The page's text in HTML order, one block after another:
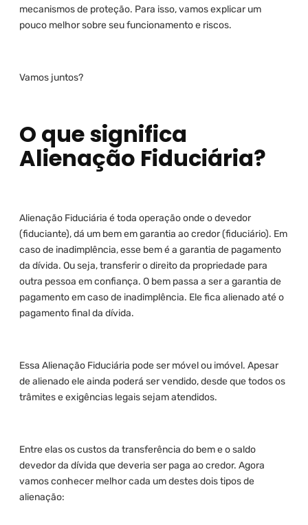
mecanismos de proteção. Para isso, vamos explicar um
pouco melhor sobre seu funcionamento e riscos.
Vamos juntos?
O que significa
Alienação Fiduciária?
Alienação Fiduciária é toda operação onde o devedor
(fiduciante), dá um bem em garantia ao credor (fiduciário). Em
caso de inadimplência, esse bem é a garantia de pagamento
da dívida. Ou seja, transferir o direito da propriedade para
outra pessoa em confiança. O bem passa a ser a garantia de
pagamento em caso de inadimplência. Ele fica alienado até o
pagamento final da dívida.
Essa Alienação Fiduciária pode ser móvel ou imóvel. Apesar
de alienado ele ainda poderá ser vendido, desde que todos os
trâmites e exigências legais sejam atendidos.
Entre elas os custos da transferência do bem e o saldo
devedor da dívida que deveria ser paga ao credor. Agora
vamos conhecer melhor cada um destes dois tipos de
alienação: